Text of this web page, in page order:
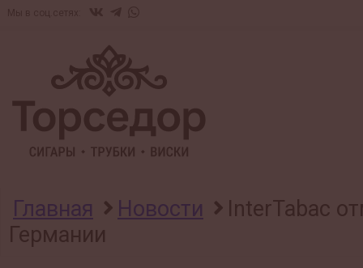
Главная Новости
InterTabac
Германии